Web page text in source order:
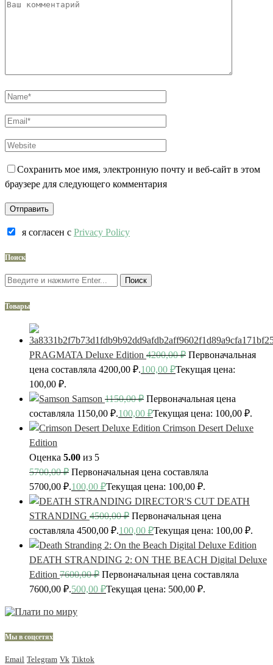
Сохранить мое имя, электронную почту и веб-сайт в этом
браузере для следующего комментария
я согласен c Privacy Policy
Поиск
Поиск
Товары
PRAGMATA Deluxe Edition 4200,00₽ Первоначальная
цена составляла 4200,00 ₽.100,00 ₽Текущая цена:
100,00 ₽.
Samson 1150,00₽ Первоначальная цена
составляла 1150,00 ₽.100,00 ₽Текущая цена: 100,00 ₽.
Crimson Desert Deluxe
Edition
Оценка 5.00 из 5
5700,00₽ Первоначальная цена составляла
5700,00 ₽.100,00 ₽Текущая цена: 100,00 ₽.
DEATH
STRANDING 4500,00₽ Первоначальная цена
составляла 4500,00 ₽.100,00 ₽Текущая цена: 100,00 ₽.
DEATH STRANDING 2: ON THE BEACH Digital Deluxe
Edition 7600,00₽ Первоначальная цена составляла
7600,00 ₽.500,00 ₽Текущая цена: 500,00 ₽.
Мы в соцсетях
Email Telegram Vk Tiktok